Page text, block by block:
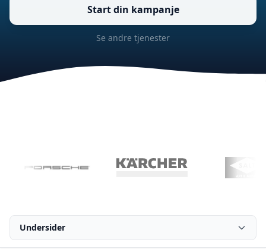
Start din kampanje
Se andre tjenester
Undersider